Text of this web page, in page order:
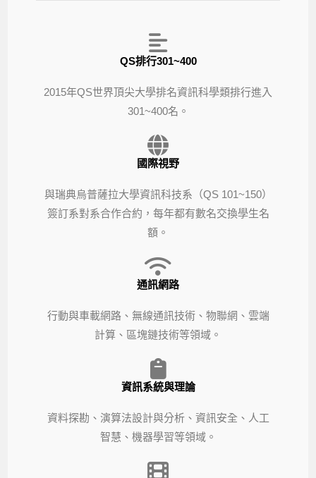
QS排行301~400
2015年QS世界頂尖大學排名資訊科學類排行進入
301~400名。
國際視野
與瑞典烏普薩拉大學資訊科技系（QS 101~150）
簽訂系對系合作合約，每年都有數名交換學生名
額。
通訊網路
行動與車載網路、無線通訊技術、物聯網、雲端
計算、區塊鏈技術等領域。
資訊系統與理論
資料探勘、演算法設計與分析、資訊安全、人工
智慧、機器學習等領域。